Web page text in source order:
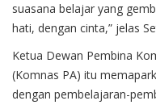
suasana belajar yang
hati, dengan cinta,” jelas
Ketua Dewan Pembina
(Komnas PA) itu
dengan pembelajaran-